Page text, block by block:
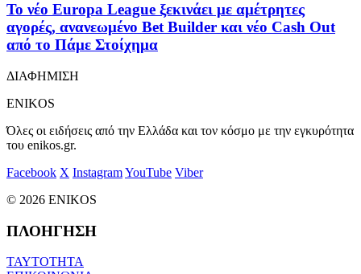
Το νέο Europa League ξεκινάει με αμέτρητες
αγορές, ανανεωμένο Bet Builder και νέο Cash Out
από το Πάμε Στοίχημα
ΔΙΑΦΗΜΙΣΗ
ENIKOS
Όλες οι ειδήσεις από την Ελλάδα και τον κόσμο με την εγκυρότητα
του enikos.gr.
Facebook X InstagramYouTube Viber
© 2026 ENIKOS
ΠΛΟΗΓΗΣΗ
ΤΑΥΤΟΤΗΤΑ